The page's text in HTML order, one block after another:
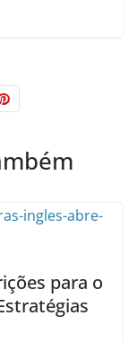
para o